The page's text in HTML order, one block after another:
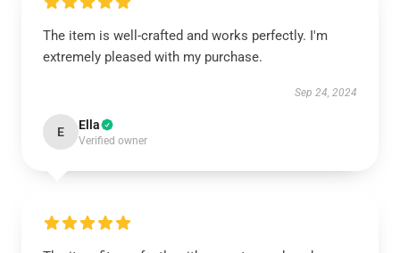
The item is well-crafted and works perfectly. I'm
extremely pleased with my purchase.
Sep 24, 2024
E Ella
Verified owner